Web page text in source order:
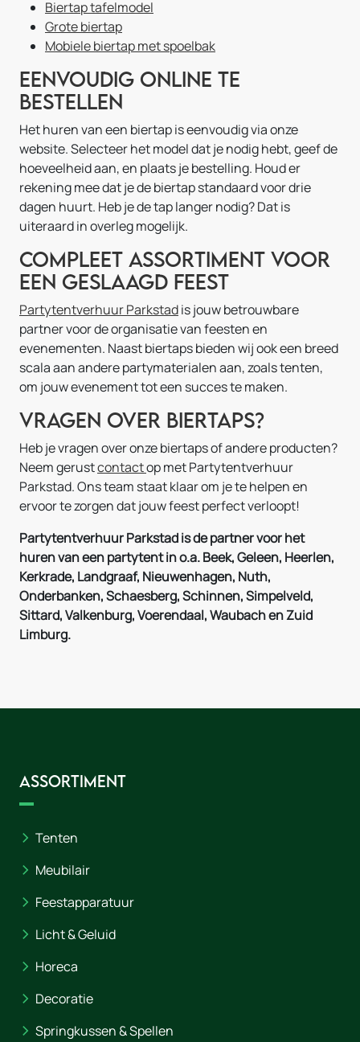
Biertap tafelmodel
Grote biertap
Mobiele biertap met spoelbak
Eenvoudig online te
bestellen
Het huren van een biertap is eenvoudig via onze
website. Selecteer het model dat je nodig hebt, geef de
hoeveelheid aan, en plaats je bestelling. Houd er
rekening mee dat je de biertap standaard voor drie
dagen huurt. Heb je de tap langer nodig? Dat is
uiteraard in overleg mogelijk.
Compleet assortiment voor
een geslaagd feest
Partytentverhuur Parkstadis jouw betrouwbare
partner voor de organisatie van feesten en
evenementen. Naast biertaps bieden wij ook een breed
scala aan andere partymaterialen aan, zoals tenten,
om jouw evenement tot een succes te maken.
Vragen over biertaps?
Heb je vragen over onze biertaps of andere producten?
Neem gerustcontactop met Partytentverhuur
Parkstad. Ons team staat klaar om je te helpen en
ervoor te zorgen dat jouw feest perfect verloopt!
Partytentverhuur Parkstad is de partner voor het
huren van een partytent in o.a. Beek, Geleen, Heerlen,
Kerkrade, Landgraaf, Nieuwenhagen, Nuth,
Onderbanken, Schaesberg, Schinnen, Simpelveld,
Sittard, Valkenburg, Voerendaal, Waubach en Zuid
Limburg.
Assortiment
Tenten
Meubilair
Feestapparatuur
Licht & Geluid
Horeca
Decoratie
Springkussen & Spellen